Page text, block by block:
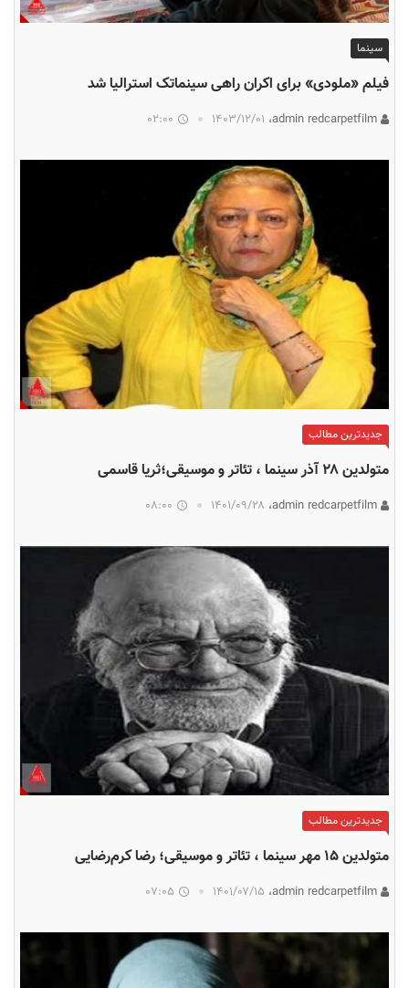
سینما
فیلم «ملودی» برای اکران راهی سینماتک استرالیا شد
۱۴۰۳/۱۲/۰۱ 02:00
جدیدترین مطالب
متولدین ۲۸ آذر سینما ، تئاتر و موسیقی؛ثریا قاسمی
۱۴۰۱/۰۹/۲۸ 08:00
جدیدترین مطالب
متولدین ۱۵ مهر سینما ، تئاتر و موسیقی؛ رضا کرم‌رضایی
۱۴۰۱/۰۷/۱۵ 07:05